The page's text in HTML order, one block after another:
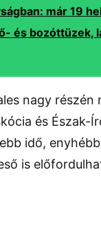
már 19
és bozóttüzek,
nagy részén
és Észak-
idő,
is